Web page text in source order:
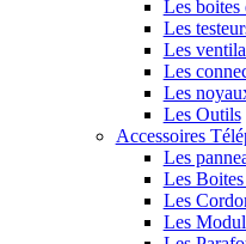
Les boites
Les
Les
Les
Les
Les Outils
Accessoires
Les
Les
Les
Les